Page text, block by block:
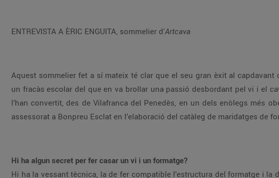
ENTREVISTA A ÈRIC ENGUITA, sommelier d'Artcava
Aquest sommelier fet a sí mateix té clar que el seu gran èxit al capdavant
un fracàs escolar del que en va brollar una passió desbordant pel vi i el
l’han convertit, des de Vilafranca del Penedès, en un dels enòlegs més
assessorat a Bonpreu Esclat en l’elaboració del catàleg de maridatges de
Hi ha algun secret per fer casar un vi i un formatge?
Hi ha la vessant tècnica, la de fer compatible l’estructura del formatge i la